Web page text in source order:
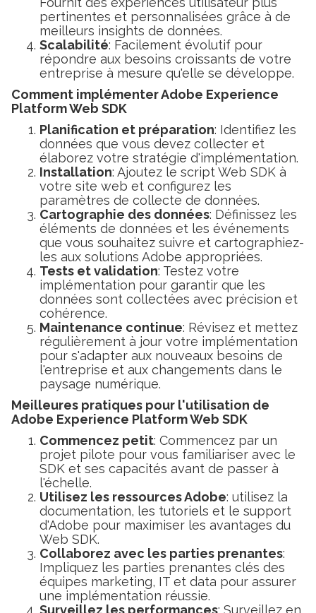
pertinentes et personnalisées grâce à de
meilleurs insights de données.
Scalabilité: Facilement évolutif pour
répondre aux besoins croissants de votre
entreprise à mesure qu'elle se développe.
Comment implémenter Adobe Experience
Platform Web SDK
Planification et préparation: Identifiez les
données que vous devez collecter et
élaborez votre stratégie d'implémentation.
Installation: Ajoutez le script Web SDK à
votre site web et configurez les
paramètres de collecte de données.
Cartographie des données: Définissez les
éléments de données et les événements
que vous souhaitez suivre et cartographiez-
les aux solutions Adobe appropriées.
Tests et validation: Testez votre
implémentation pour garantir que les
données sont collectées avec précision et
cohérence.
Maintenance continue: Révisez et mettez
régulièrement à jour votre implémentation
pour s'adapter aux nouveaux besoins de
l'entreprise et aux changements dans le
paysage numérique.
Meilleures pratiques pour l'utilisation de
Adobe Experience Platform Web SDK
Commencez petit: Commencez par un
projet pilote pour vous familiariser avec le
SDK et ses capacités avant de passer à
l'échelle.
Utilisez les ressources Adobe: utilisez la
documentation, les tutoriels et le support
d'Adobe pour maximiser les avantages du
Web SDK.
Collaborez avec les parties prenantes:
Impliquez les parties prenantes clés des
équipes marketing, IT et data pour assurer
une implémentation réussie.